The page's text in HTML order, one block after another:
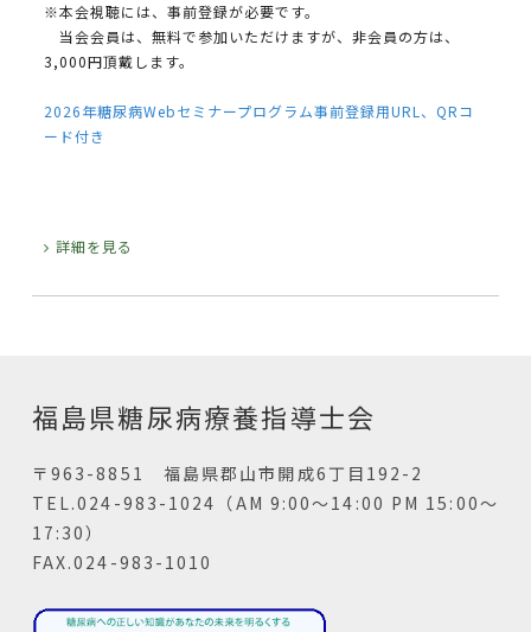
※本会視聴には、事前登録が必要です。
当会会員は、無料で参加いただけますが、非会員の方は、
3,000円頂戴します。
2026年糖尿病Webセミナープログラム事前登録用URL、QRコ
ード付き
詳細を見る
福島県糖尿病療養指導士会
〒963-8851 福島県郡山市開成6丁目192-2
TEL.024-983-1024（AM 9:00～14:00 PM 15:00～
17:30）
FAX.024-983-1010